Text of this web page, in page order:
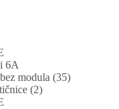
6A
modula (35)
(2)